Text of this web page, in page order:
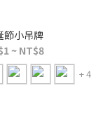
節小吊牌
~ NT$8
+ 4